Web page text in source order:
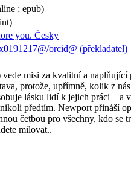
; epub)
you. Česky
orcid@ (překladatel)
misi za kvalitní a naplňující
protože, upřímně, kolik z
lásku lidí k jejich práci – a
předtím. Newport přináší
četbou pro všechny, kdo
milovat..